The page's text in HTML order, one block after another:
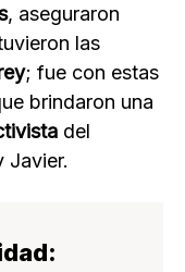
, aseguraron
las
; fue con estas
brindaron una
del
Javier.